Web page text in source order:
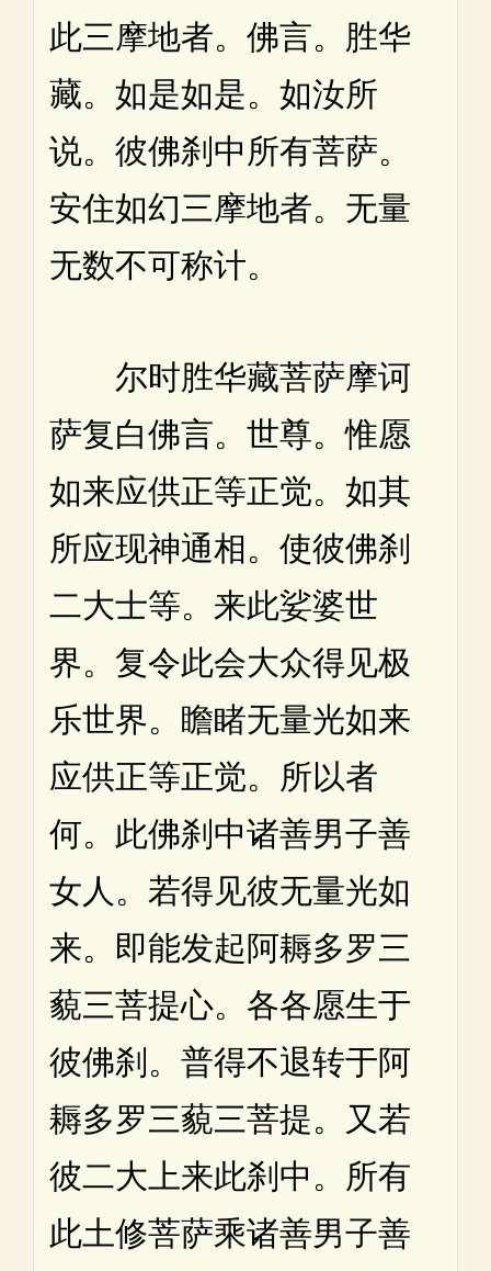
此三摩地者。佛言。胜华
藏。如是如是。如汝所
说。彼佛刹中所有菩萨。
安住如幻三摩地者。无量
无数不可称计。
尔时胜华藏菩萨摩诃
萨复白佛言。世尊。惟愿
如来应供正等正觉。如其
所应现神通相。使彼佛刹
二大士等。来此娑婆世
界。复令此会大众得见极
乐世界。瞻睹无量光如来
应供正等正觉。所以者
何。此佛刹中诸善男子善
女人。若得见彼无量光如
来。即能发起阿耨多罗三
藐三菩提心。各各愿生于
彼佛刹。普得不退转于阿
耨多罗三藐三菩提。又若
彼二大上来此刹中。所有
此土修菩萨乘诸善男子善